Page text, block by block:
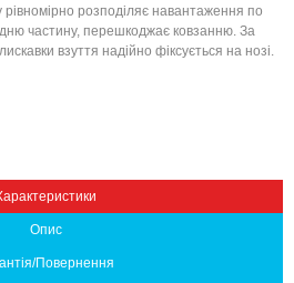
розподіляє навантаження по
частину, перешкоджає ковзанню. За
взуття надійно фіксується на нозі.
Опис
Повернення